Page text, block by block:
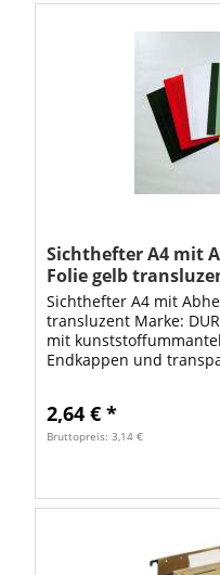
Sichthefter A4 mit
Folie gelb
Sichthefter A4 mit
transluzent Marke:
mit
Endkappen und
2,64 € *
Bruttopreis: 3,14 €